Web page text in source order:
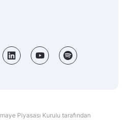
Piyasası Kurulu tarafından